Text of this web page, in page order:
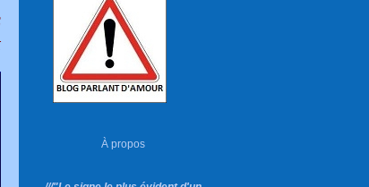
À propos